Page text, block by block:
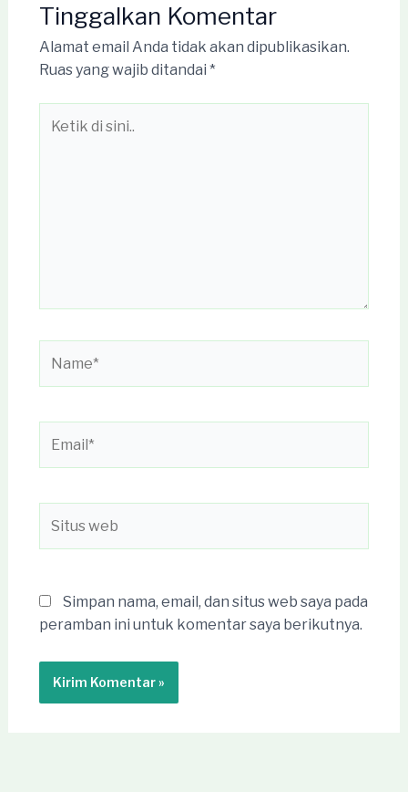
Tinggalkan Komentar
Alamat email Anda tidak akan dipublikasikan.
Ruas yang wajib ditandai *
web
Simpan nama, email, dan situs web saya pada
peramban ini untuk komentar saya berikutnya.